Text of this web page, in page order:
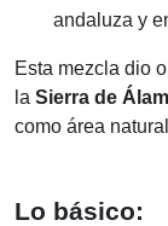
andaluza y
Esta mezcla dio
la Sierra de
como área
Lo básico: